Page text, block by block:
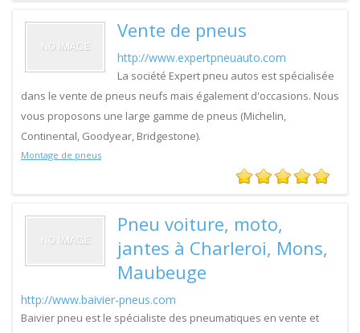
Vente de pneus
http://www.expertpneuauto.com
La société Expert pneu autos est spécialisée
dans le vente de pneus neufs mais également d'occasions. Nous
vous proposons une large gamme de pneus (Michelin,
Continental, Goodyear, Bridgestone).
Montage de pneus
Pneu voiture, moto,
jantes à Charleroi, Mons,
Maubeuge
http://www.baivier-pneus.com
Baivier pneu est le spécialiste des pneumatiques en vente et